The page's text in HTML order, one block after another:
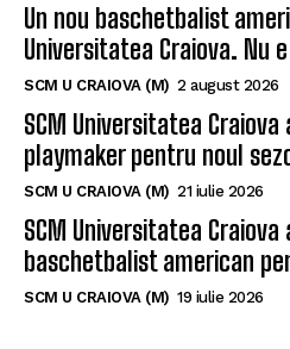
Un nou baschetbalist
Universitatea Craiova. Nu
SCM U CRAIOVA (M) 2 august 2026
SCM Universitatea Craiova
playmaker pentru noul
SCM U CRAIOVA (M) 21 iulie 2026
SCM Universitatea
baschetbalist american
SCM U CRAIOVA (M) 19 iulie 2026